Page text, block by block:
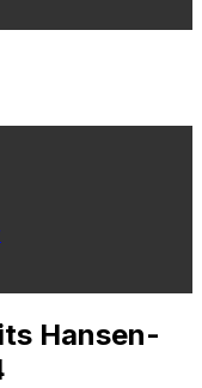
Hansen-